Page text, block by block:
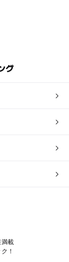
グ
載
！